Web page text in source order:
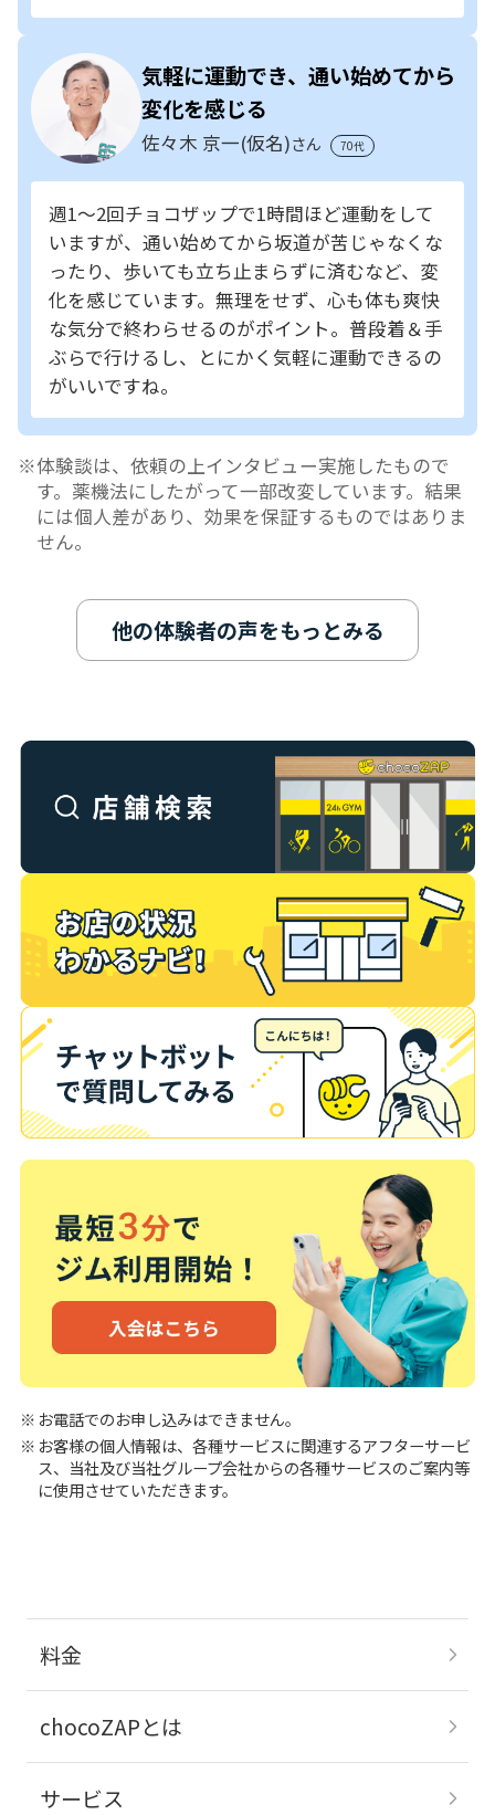
気軽に運動でき、通い始めてから
変化を感じる
佐々木 京一(仮名)さん 70代
週1～2回チョコザップで1時間ほど運動をして
いますが、通い始めてから坂道が苦じゃなくな
ったり、歩いても立ち止まらずに済むなど、変
化を感じています。無理をせず、心も体も爽快
な気分で終わらせるのがポイント。普段着＆手
ぶらで行けるし、とにかく気軽に運動できるの
がいいですね。
体験談は、依頼の上インタビュー実施したもので
す。薬機法にしたがって一部改変しています。結果
には個人差があり、効果を保証するものではありま
せん。
他の体験者の声をもっとみる
お電話でのお申し込みはできません。
お客様の個人情報は、各種サービスに関連するアフターサービ
ス、当社及び当社グループ会社からの各種サービスのご案内等
に使用させていただきます。
料金
chocoZAPとは
サービス